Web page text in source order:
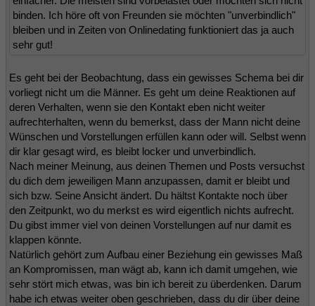
binden. Ich höre oft von Freunden sie möchten "unverbindlich"
bleiben und in Zeiten von Onlinedating funktioniert das ja auch
sehr gut!
Es geht bei der Beobachtung, dass ein gewisses Schema bei dir
vorliegt nicht um die Männer. Es geht um deine Reaktionen auf
deren Verhalten, wenn sie den Kontakt eben nicht weiter
aufrechterhalten, wenn du bemerkst, dass der Mann nicht deine
Wünschen und Vorstellungen erfüllen kann oder will. Selbst wenn
dir klar gesagt wird, es bleibt locker und unverbindlich.
Nach meiner Meinung, aus deinen Themen und Posts versuchst
du dich dem jeweiligen Mann anzupassen, damit er bleibt und
sich bzw. Seine Ansicht ändert. Du hältst Kontakte noch über
den Zeitpunkt, wo du merkst es wird eigentlich nichts aufrecht.
Du gibst immer viel von deinen Vorstellungen auf nur damit es
klappen könnte.
Natürlich gehört zum Aufbau einer Beziehung ein gewisses Maß
an Kompromissen, man wägt ab, kann ich damit umgehen, wie
sehr stört mich etwas, was bin ich bereit zu überdenken. Darum
habe ich etwas weiter oben geschrieben, dass du dir über deine